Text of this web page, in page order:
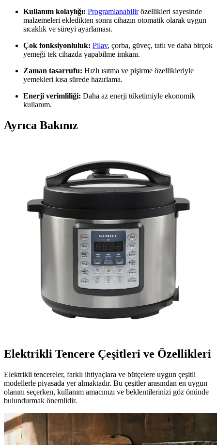
Kullanım kolaylığı: Programlanabilirözellikleri sayesinde
malzemeleri ekledikten sonra cihazın otomatik olarak uygun
sıcaklık ve süreyi ayarlaması.
Çok fonksiyonluluk: Pilav, çorba, güveç, tatlı ve daha birçok
yemeği tek cihazda yapabilme imkanı.
Zaman tasarrufu: Hızlı ısıtma ve pişirme özellikleriyle
yemekleri kısa sürede hazırlama.
Enerji verimliliği: Daha az enerji tüketimiyle ekonomik
kullanım.
Ayrıca Bakınız
Mutfakta Devrim Yaşayın
Philips elektrikli düdüklü tencere ile zamandan tasarruf edin, sağlıklı
yemekler hazırlayın. Detayları öğrenmek için hemen inceleyin!
Philips Elektrikli Düdüklü Tencere Özellikleri ve
Sağlıklı Pişirme Teknolojileri
Philips’in akıllı elektrikli düdüklü tencereleri, yüksek kapasite,
güvenlik ve enerji tasarrufu sağlayan gelişmiş özellikleriyle mutfakta
Elektrikli Tencere Seçimi ve Kullanım Rehberi:
Modern Mutfaklar İçin Pratik Çözümler
Modern mutfakların vazgeçilmezi elektrikli tencereler, çok
fonksiyonlu ve kullanışlı özellikleriyle yemekleri pratik ve sağlıklı
Elektrikli Tencere Çeşitleri ve Özellikleri
Elektrikli tencereler, farklı ihtiyaçlara ve bütçelere uygun çeşitli
modellerle piyasada yer almaktadır. Bu çeşitler arasından en uygun
olanını seçerken, kullanım amacınızı ve beklentilerinizi göz önünde
bulundurmak önemlidir.